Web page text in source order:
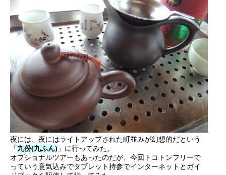
夜には、夜にはライトアップされた町並みが幻想的だという
「 九份(九ふん) 」に行ってみた。
オプショナルツアーもあったのだが、今回トコトンフリーで
っていう意気込みでタブレット持参でインターネットとガイ